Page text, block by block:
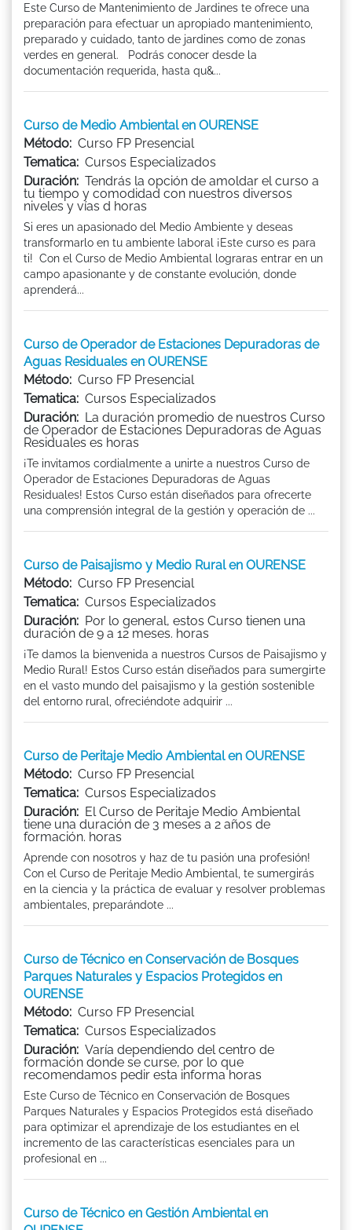
Este Curso de Mantenimiento de Jardines te ofrece una
preparación para efectuar un apropiado mantenimiento,
preparado y cuidado, tanto de jardines como de zonas
verdes en general. Podrás conocer desde la
documentación requerida, hasta qu&...
Curso de Medio Ambiental en OURENSE
Método: Curso FP Presencial
Tematica: Cursos Especializados
Duración: Tendrás la opción de amoldar el curso a
tu tiempo y comodidad con nuestros diversos
niveles y vías d horas
Si eres un apasionado del Medio Ambiente y deseas
transformarlo en tu ambiente laboral ¡Este curso es para
ti! Con el Curso de Medio Ambiental lograras entrar en un
campo apasionante y de constante evolución, donde
aprenderá...
Curso de Operador de Estaciones Depuradoras de
Aguas Residuales en OURENSE
Método: Curso FP Presencial
Tematica: Cursos Especializados
Duración: La duración promedio de nuestros Curso
de Operador de Estaciones Depuradoras de Aguas
Residuales es horas
¡Te invitamos cordialmente a unirte a nuestros Curso de
Operador de Estaciones Depuradoras de Aguas
Residuales! Estos Curso están diseñados para ofrecerte
una comprensión integral de la gestión y operación de ...
Curso de Paisajismo y Medio Rural en OURENSE
Método: Curso FP Presencial
Tematica: Cursos Especializados
Duración: Por lo general, estos Curso tienen una
duración de 9 a 12 meses. horas
¡Te damos la bienvenida a nuestros Cursos de Paisajismo y
Medio Rural! Estos Curso están diseñados para sumergirte
en el vasto mundo del paisajismo y la gestión sostenible
del entorno rural, ofreciéndote adquirir ...
Curso de Peritaje Medio Ambiental en OURENSE
Método: Curso FP Presencial
Tematica: Cursos Especializados
Duración: El Curso de Peritaje Medio Ambiental
tiene una duración de 3 meses a 2 años de
formación. horas
Aprende con nosotros y haz de tu pasión una profesión!
Con el Curso de Peritaje Medio Ambiental, te sumergirás
en la ciencia y la práctica de evaluar y resolver problemas
ambientales, preparándote ...
Curso de Técnico en Conservación de Bosques
Parques Naturales y Espacios Protegidos en
OURENSE
Método: Curso FP Presencial
Tematica: Cursos Especializados
Duración: Varía dependiendo del centro de
formación donde se curse, por lo que
recomendamos pedir esta informa horas
Este Curso de Técnico en Conservación de Bosques
Parques Naturales y Espacios Protegidos está diseñado
para optimizar el aprendizaje de los estudiantes en el
incremento de las características esenciales para un
profesional en ...
Curso de Técnico en Gestión Ambiental en